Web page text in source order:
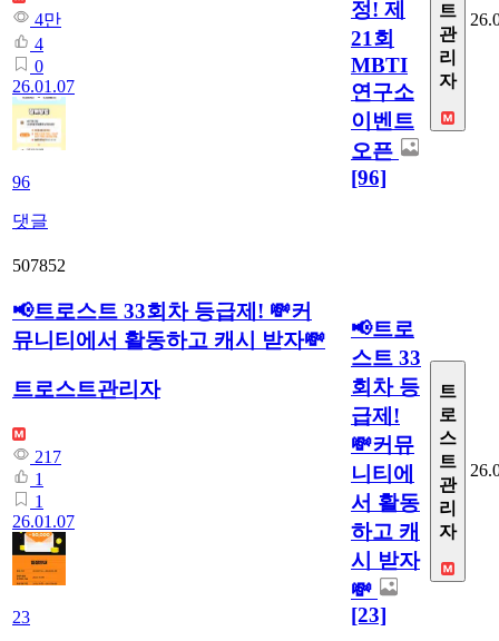
4만
4
0
26.01.07
96
댓글
정! 제
21회
MBTI
연구소
이벤트
오픈
[96]
트
관
리
자
507852
📢트로스트 33회차 등급제! 💸커
뮤니티에서 활동하고 캐시 받자💸
트로스트관리자
217
1
1
26.01.07
23
📢트로
스트 33
회차 등
급제!
💸커뮤
니티에
서 활동
하고 캐
시 받자
💸
[23]
트
로
스
트
관
리
자